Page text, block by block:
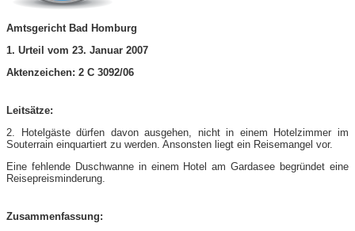
Amtsgericht Bad Homburg
1. Urteil vom 23. Januar 2007
Aktenzeichen: 2 C 3092/06
Leitsätze:
2. Hotelgäste dürfen davon ausgehen, nicht in einem Hotelzimmer im
Souterrain einquartiert zu werden. Ansonsten liegt ein Reisemangel vor.
Eine fehlende Duschwanne in einem Hotel am Gardasee begründet eine
Reisepreisminderung.
Zusammenfassung: